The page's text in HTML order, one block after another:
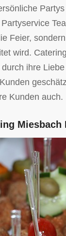
Feier,
wird.
ihre
Kunden auch.